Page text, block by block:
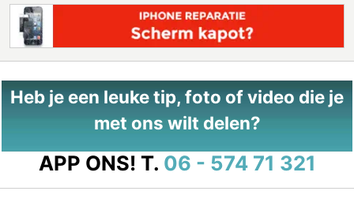
Heb je een leuke tip, foto of video die je
met ons wilt delen?
APP ONS! T. 06 - 574 71 321